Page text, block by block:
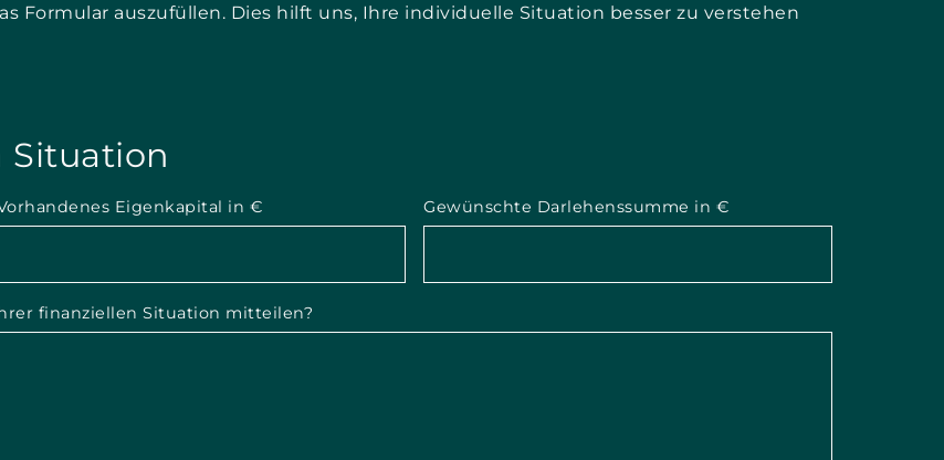
Formular auszufüllen. Dies hilft uns, Ihre individuelle Situation besser zu verstehen
Situation
Eigenkapital in € Gewünschte Darlehenssumme in €
finanziellen Situation mitteilen?